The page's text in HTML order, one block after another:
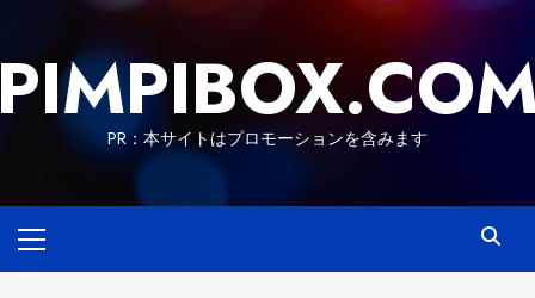
content
PR：本サイトはプロモーションを含みます
Menu